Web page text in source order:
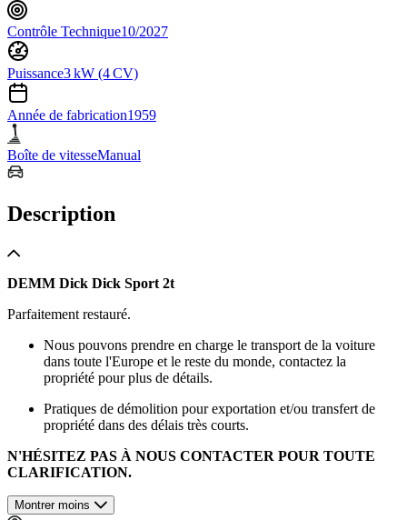
Contrôle Technique10/2027
Puissance3 kW (4 CV)
Année de fabrication1959
Boîte de vitesseManual
Description
DEMM Dick Dick Sport 2t
Parfaitement restauré.
Nous pouvons prendre en charge le transport de la voiture
dans toute l'Europe et le reste du monde, contactez la
propriété pour plus de détails.
Pratiques de démolition pour exportation et/ou transfert de
propriété dans des délais très courts.
N'HÉSITEZ PAS À NOUS CONTACTER POUR TOUTE
CLARIFICATION.
Montrer moins